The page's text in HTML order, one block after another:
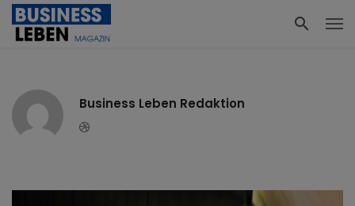
Business Leben Redaktion
Dribbble